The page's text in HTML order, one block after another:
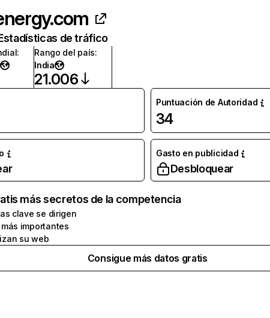
de tráfico
:
Rango del país:
India
21.006
Puntuación de Autoridad
34
Gasto en publicidad
Desbloquear
más secretos de la competencia
clave se dirigen
importantes
su web
Consigue más datos gratis